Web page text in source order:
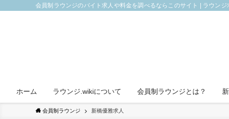
会員制ラウンジのバイト求人や料金を調べるならこのサイト | ラウン
ホーム ラウンジ.wikiについて 会員制ラウンジとは？
会員制ラウンジ 新橋優雅求人